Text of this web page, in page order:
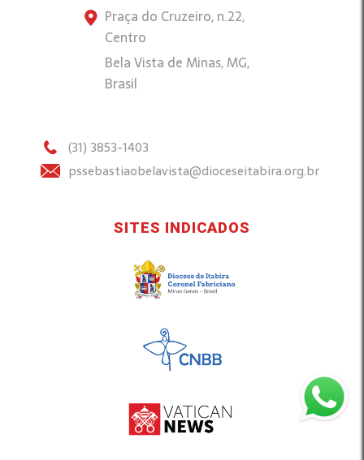
Praça do Cruzeiro, n.22,
Centro
Bela Vista de Minas, MG,
Brasil
(31) 3853-1403
pssebastiaobelavista@dioceseitabira.org.br
SITES INDICADOS